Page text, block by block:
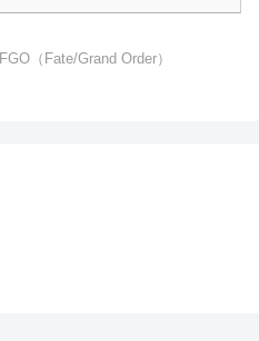
FGO（Fate/Grand Order）